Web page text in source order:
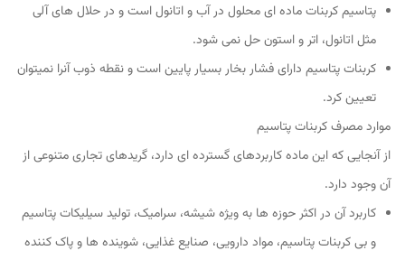
پتاسیم کربنات ماده ای محلول در آب و اتانول است و در حلال های آلی
مثل اتانول، اتر و استون حل نمی شود.
کربنات پتاسیم دارای فشار بخار بسیار پایین است و نقطه ذوب آنرا نمیتوان
تعیین کرد.
موارد مصرف کربنات پتاسیم
از آنجایی که این ماده کاربردهای گسترده ای دارد، گریدهای تجاری متنوعی از
آن وجود دارد.
کاربرد آن در اکثر حوزه ها به ویژه شیشه، سرامیک، تولید سیلیکات پتاسیم
و بی کربنات پتاسیم، مواد دارویی، صنایع غذایی، شوینده ها و پاک کننده